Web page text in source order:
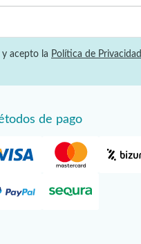
y acepto la Política de Privacidad
de pago